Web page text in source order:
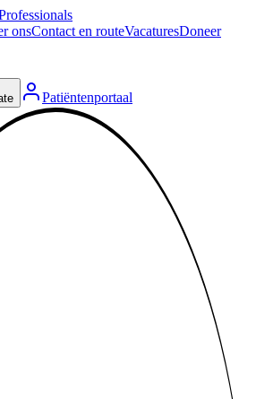
onsContact en routeVacaturesDoneer
Patiëntenportaal